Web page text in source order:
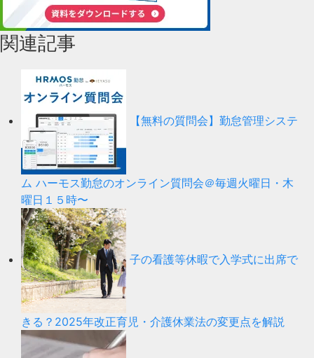
関連記事
【無料の質問会】勤怠管理システ
ム ハーモス勤怠のオンライン質問会＠毎週火曜日・木
曜日１５時〜
子の看護等休暇で入学式に出席で
きる？2025年改正育児・介護休業法の変更点を解説